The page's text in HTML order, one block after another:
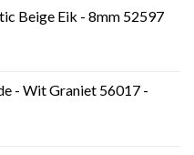
Beige Eik - 8mm 52597
- Wit Graniet 56017 -